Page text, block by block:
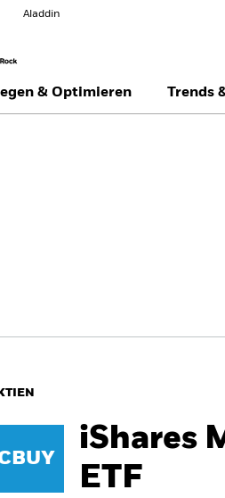
Aladdin
wechseln
& Optimieren Trends
iShares
ETF